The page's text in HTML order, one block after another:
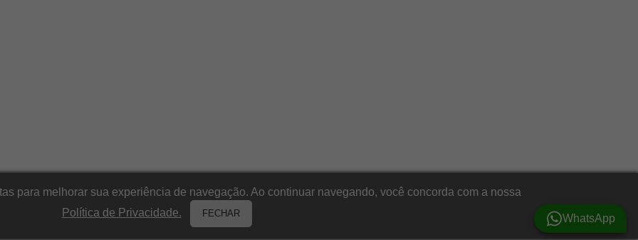
para melhorar sua experiência de navegação. Ao continuar navegando, você concorda com a nossa
Política de Privacidade.
FECHAR WhatsApp